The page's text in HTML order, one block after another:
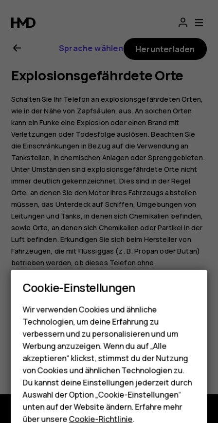
Nokia
8
Sirocco
Smartphones
Feature Phones
Telefone für Senioren
Zubehör
HMD Terra M
Für Unternehmen
Tablets
Sprache wählen Herunterladen
Explosionsgefährdete Orte
Schalten Sie Ihr Telefon an explosionsgefährdeten Orten,
wie in der Nähe von Zapfsäulen, aus. An solchen Orten
kann ein Funke eine Explosion oder einen Brand mit
Verletzungen oder Todesfolge auslösen. Beachten Sie
die Einschränkungen in Bezug auf die Verwendung an
Tankstellen, in chemischen Anlagen oder Sprenggebieten.
Unter Umständen sind explosionsgefährdete Orte nicht
immer deutlich gekennzeichnet. Dies sind in der Regel
Orte, an denen Sie den Motor Ihres Fahrzeugs abstellen
müssen, das Unterdeck auf Schiffen, Umgebungen von
Leitungen und Tanks, in denen sich Chemikalien befinden,
sowie Orte, an denen sich Chemikalien oder Partikel in der
Luft befinden. Erkundigen Sie sich beim Hersteller von
Fahrzeugen, die mit Flüssiggas (z. B. Propan oder Butan)
betrieben werden, ob dieses Telefon ohne
werden kann.
Did you find this helpful?
Ja Nein
Cookie-Einstellungen
Wir verwenden Cookies und ähnliche
Technologien, um deine Erfahrung zu
verbessern und zu personalisieren und um
Werbung anzuzeigen. Wenn du auf „Alle
akzeptieren“ klickst, stimmst du der Nutzung
von Cookies und ähnlichen Technologien zu.
Du kannst deine Einstellungen jederzeit durch
Auswahl der Option „Cookie-Einstellungen“
unten auf der Website ändern. Erfahre mehr
über unsereCookie-Richtlinie.